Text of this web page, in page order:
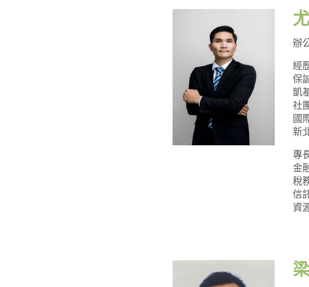
辦
經
保
凱
社
國
新
專
金
稅
信
資